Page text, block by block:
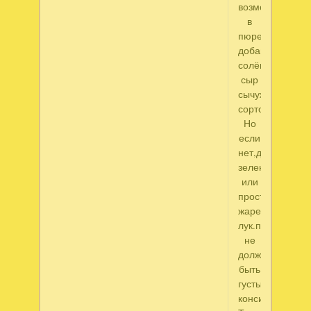
возможности
в
пюре
добавляем
солёный
сыр
сычужных
сортов.
Но
если
нет,добавить
зелень
или
просто
жареный
лук.пюре
не
должно
быть
густым,средней
консинстенции.